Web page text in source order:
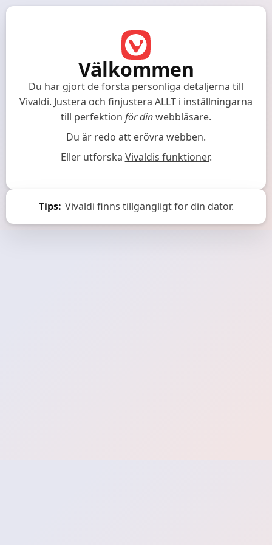
Välkommen
Du har gjort de första personliga detaljerna till
Vivaldi. Justera och finjustera ALLT i inställningarna
till perfektion för dinwebbläsare.
Du är redo att erövra webben.
Eller utforska Vivaldis funktioner.
Tips: Vivaldi finns tillgängligt för din dator.